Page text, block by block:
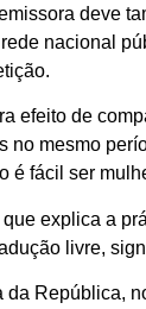
deve
nacional
efeito de
no mesmo
é fácil ser
explica a
livre,
República,